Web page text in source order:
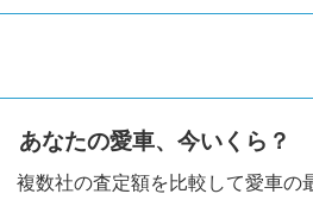
あなたの愛車、今いくら？
複数社の査定額を比較して愛車の